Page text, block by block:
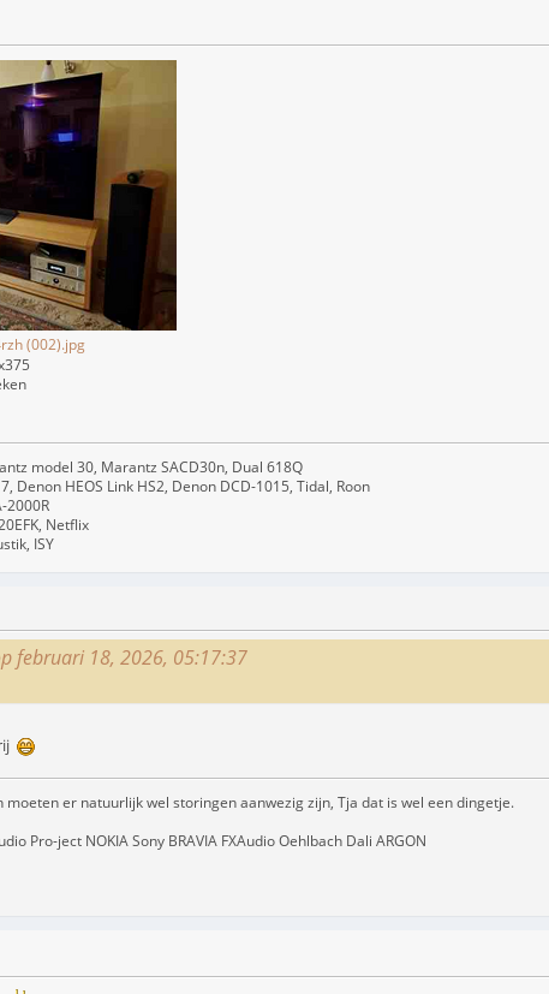
(002).jpg
model 30, Marantz SACD30n, Dual 618Q
Denon HEOS Link HS2, Denon DCD-1015, Tidal, Roon
2000R
Netflix
ISY
februari 18, 2026, 05:17:37
er natuurlijk wel storingen aanwezig zijn, Tja dat is wel een dingetje.
NOKIA Sony BRAVIA FXAudio Oehlbach Dali ARGON